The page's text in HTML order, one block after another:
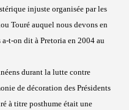
injuste organisée par les
Touré auquel nous devons en
t-on dit à Pretoria en 2004 au
durant la lutte contre
de décoration des Présidents
à titre posthume était une